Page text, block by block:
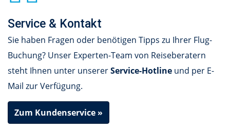
Service & Kontakt
Sie haben Fragen oder benötigen Tipps zu Ihrer Flug-
Buchung? Unser Experten-Team von Reiseberatern
steht Ihnen unter unsererService-Hotline und per E-
Mail zur Verfügung.
Zum Kundenservice »